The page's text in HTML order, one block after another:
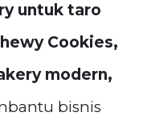
untuk taro
Cookies,
modern,
bisnis